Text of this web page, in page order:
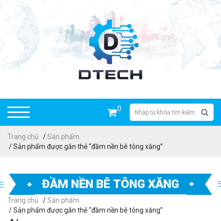
0
Trang chủ /Sản phẩm
/ Sản phẩm được gắn thẻ “đầm nền bê tông xăng”
ĐẦM NỀN BÊ TÔNG XĂNG
Trang chủ /Sản phẩm
/ Sản phẩm được gắn thẻ “đầm nền bê tông xăng”